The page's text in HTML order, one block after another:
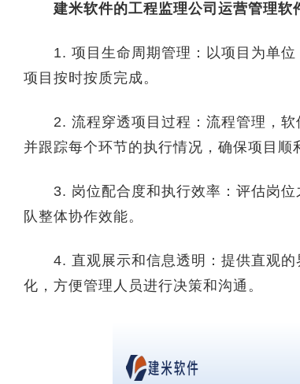
建米软件的工程监理公司运营管理软
1. 项目生命周期管理：以项目为单位
项目按时按质完成。
2. 流程穿透项目过程：流程管理，软
并跟踪每个环节的执行情况，确保项目顺
3. 岗位配合度和执行效率：评估岗位
队整体协作效能。
4. 直观展示和信息透明：提供直观的
化，方便管理人员进行决策和沟通。